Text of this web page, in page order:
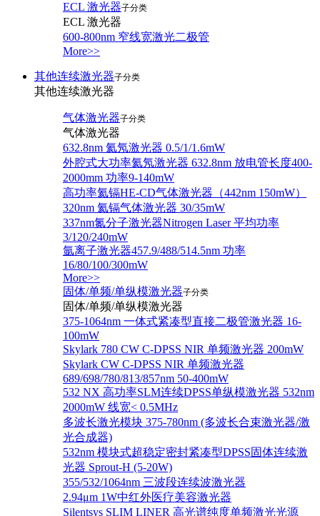
ECL 激光器子分类
ECL 激光器
600-800nm 窄线宽激光二极管
More>>
其他连续激光器子分类
其他连续激光器
气体激光器子分类
气体激光器
632.8nm 氦氖激光器 0.5/1/1.6mW
外腔式大功率氦氖激光器 632.8nm 放电管长度400-
2000mm 功率9-140mW
高功率氦镉HE-CD气体激光器（442nm 150mW）
320nm 氦镉气体激光器 30/35mW
337nm氮分子激光器Nitrogen Laser 平均功率
3/120/240mW
氩离子激光器457.9/488/514.5nm 功率
16/80/100/300mW
More>>
固体/单频/单纵模激光器子分类
固体/单频/单纵模激光器
375-1064nm 一体式紧凑型直接二极管激光器 16-
100mW
Skylark 780 CW C-DPSS NIR 单频激光器 200mW
Skylark CW C-DPSS NIR 单频激光器
689/698/780/813/857nm 50-400mW
532 NX 高功率SLM连续DPSS单纵模激光器 532nm
2000mW 线宽< 0.5MHz
多波长激光模块 375-780nm (多波长合束激光器/激
光合成器)
532nm 模块式超稳定密封紧凑型DPSS固体连续激
光器 Sprout-H (5-20W)
355/532/1064nm 三波段连续波激光器
2.94μm 1W中红外医疗美容激光器
Silentsys SLIM LINER 高光谱纯度单频激光光源